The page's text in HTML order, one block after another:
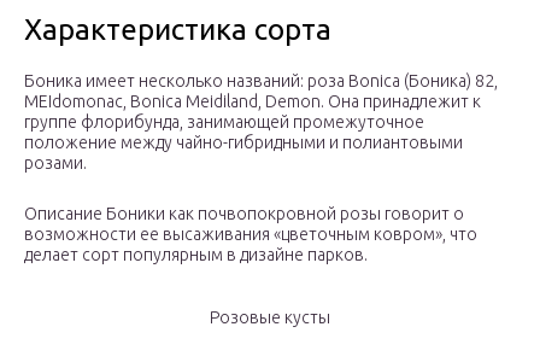
Характеристика сорта
Боника имеет несколько названий: роза Bonica (Боника) 82,
MEIdomonac, Bonica Meidiland, Demon. Она принадлежит к
группе флорибунда, занимающей промежуточное
положение между чайно-гибридными и полиантовыми
розами.
Описание Боники как почвопокровной розы говорит о
возможности ее высаживания «цветочным ковром», что
делает сорт популярным в дизайне парков.
Розовые кусты